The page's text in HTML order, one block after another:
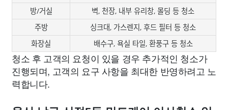
방/거실
벽, 천장, 내부 유리창, 몰딩 등 청소
주방
싱크대, 가스렌지, 후드 필터 등 청소
화장실
배수구, 욕실 타일, 환풍구 등 청소
청소 후 고객의 요청이 있을 경우 추가적인 청소가
진행되며, 고객의 요구 사항을 최대한 반영하려고 노
력합니다.